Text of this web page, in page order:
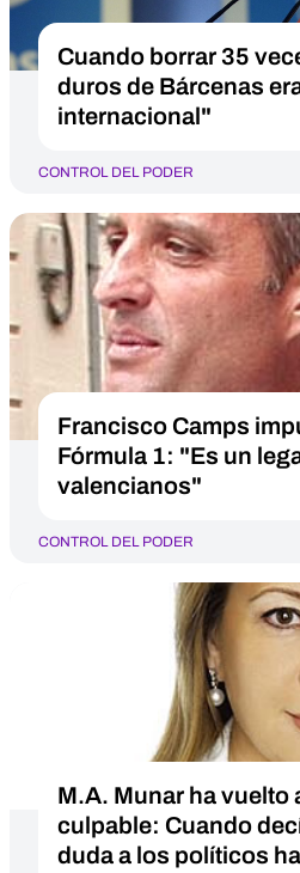
Cuando borrar 35
duros de Bárcenas
internacional"
CONTROL DEL PODER
Francisco Camps
Fórmula 1: "Es un
valencianos"
CONTROL DEL PODER
M.A. Munar ha vuelto
culpable: Cuando
duda a los políticos